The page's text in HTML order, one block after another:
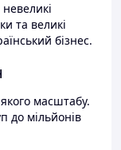
та великі
бізнес.
масштабу.
до мільйонів